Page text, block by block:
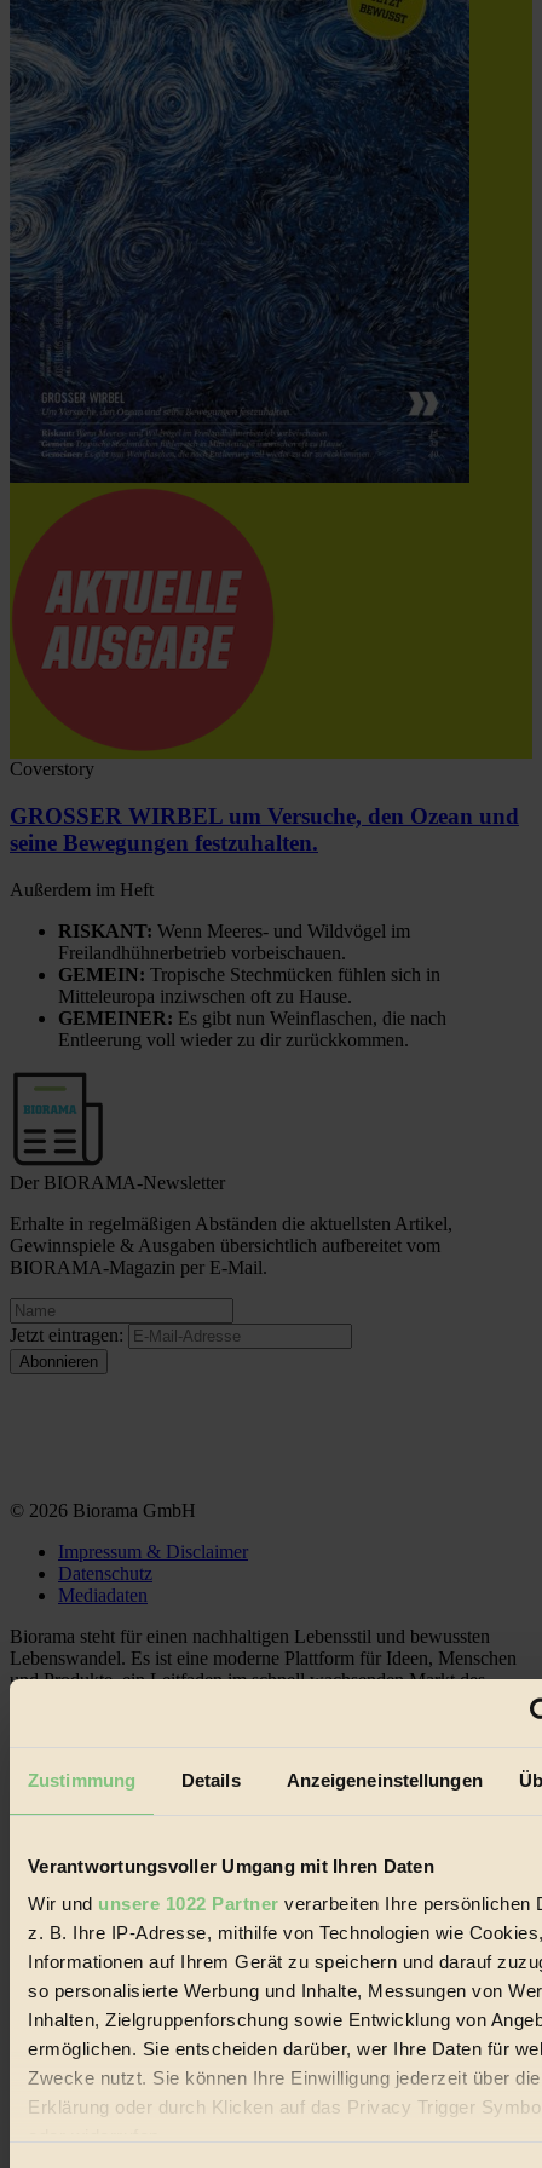
Zustimmung Details Anzeigeneinstellungen
Verantwortungsvoller Umgang mit Ihren Daten
Wir und unsere 1022 Partner verarbeiten Ihre persönlichen
z. B. Ihre IP-Adresse, mithilfe von Technologien wie
Informationen auf Ihrem Gerät zu speichern und darauf
so personalisierte Werbung und Inhalte, Messungen von
Inhalten, Zielgruppenforschung sowie Entwicklung von
ermöglichen. Sie entscheiden darüber, wer Ihre Daten für
Zwecke nutzt. Sie können Ihre Einwilligung jederzeit über
Erklärung oder durch Klicken auf das Privacy Trigger
Coverstory
GROSSER WIRBEL um Versuche, den Ozean und
seine Bewegungen festzuhalten.
Außerdem im Heft
RISKANT: Wenn Meeres- und Wildvögel im
Freilandhühnerbetrieb vorbeischauen.
GEMEIN: Tropische Stechmücken fühlen sich in
Mitteleuropa inziwschen oft zu Hause.
GEMEINER: Es gibt nun Weinflaschen, die nach
Entleerung voll wieder zu dir zurückkommen.
Der BIORAMA-Newsletter
Erhalte in regelmäßigen Abständen die aktuellsten Artikel,
Gewinnspiele & Ausgaben übersichtlich aufbereitet vom
BIORAMA-Magazin per E-Mail.
Jetzt eintragen:
© 2026 Biorama GmbH
Impressum & Disclaimer
Datenschutz
Mediadaten
Biorama steht für einen nachhaltigen Lebensstil und bewussten
Lebenswandel. Es ist eine moderne Plattform für Ideen, Menschen
und Produkte, ein Leitfaden im schnell wachsenden Markt des
22.601 Fans auf Facebook
Nachhaltigkeit
Vegan